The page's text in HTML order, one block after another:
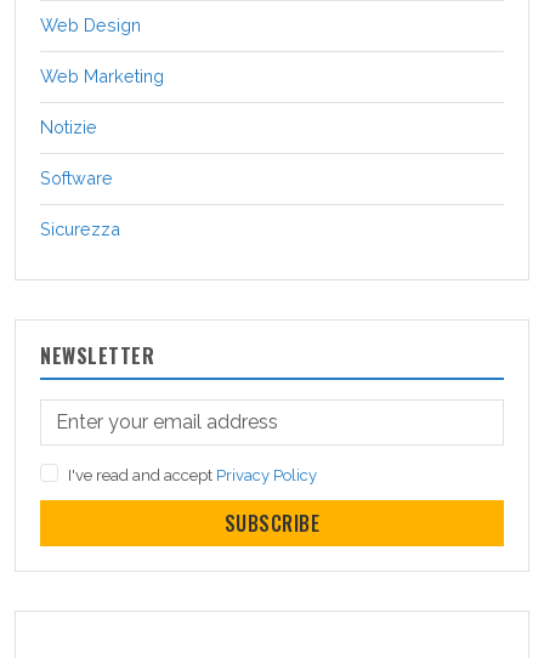
Web Design
Web Marketing
Notizie
Software
Sicurezza
NEWSLETTER
I've read and accept Privacy Policy
SUBSCRIBE